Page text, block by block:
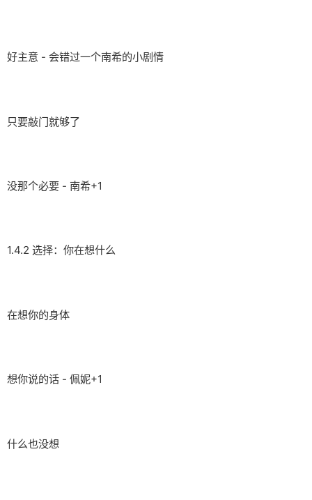
好主意 - 会错过一个南希的小剧情
只要敲门就够了
没那个必要 - 南希+1
1.4.2 选择：你在想什么
在想你的身体
想你说的话 - 佩妮+1
什么也没想